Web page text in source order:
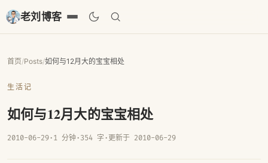
老刘博客
首页/Posts/如何与12月大的宝宝相处
生活记
如何与12月大的宝宝相处
2010-06-29· 1 分钟· 354 字 · 更新于 2010-06-29